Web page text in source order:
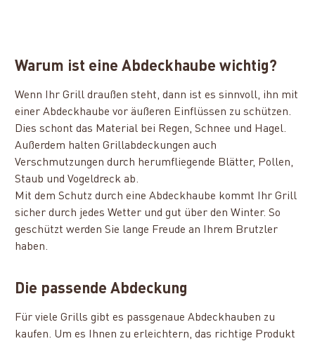
Warum ist eine Abdeckhaube wichtig?
Wenn Ihr Grill draußen steht, dann ist es sinnvoll, ihn mit
einer Abdeckhaube vor äußeren Einflüssen zu schützen.
Dies schont das Material bei Regen, Schnee und Hagel.
Außerdem halten Grillabdeckungen auch
Verschmutzungen durch herumfliegende Blätter, Pollen,
Staub und Vogeldreck ab.
Mit dem Schutz durch eine Abdeckhaube kommt Ihr Grill
sicher durch jedes Wetter und gut über den Winter. So
geschützt werden Sie lange Freude an Ihrem Brutzler
haben.
Die passende Abdeckung
Für viele Grills gibt es passgenaue Abdeckhauben zu
kaufen. Um es Ihnen zu erleichtern, das richtige Produkt